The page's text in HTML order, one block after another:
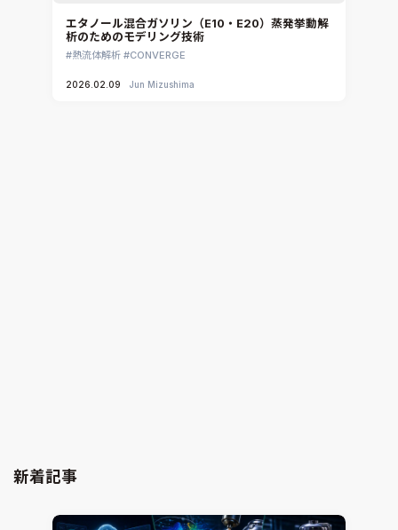
エタノール混合ガソリン（E10・E20）蒸発挙動解
析のためのモデリング技術
熱流体解析 CONVERGE
2026.02.09 Jun Mizushima
新着記事